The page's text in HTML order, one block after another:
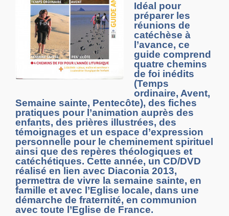
Idéal pour
préparer les
réunions de
catéchèse à
l’avance, ce
guide comprend
quatre chemins
de foi inédits
(Temps
ordinaire, Avent,
Semaine sainte, Pentecôte), des fiches
pratiques pour l’animation auprès des
enfants, des prières illustrées, des
témoignages et un espace d’expression
personnelle pour le cheminement spirituel
ainsi que des repères théologiques et
catéchétiques. Cette année, un CD/DVD
réalisé en lien avec Diaconia 2013,
permettra de vivre la semaine sainte, en
famille et avec l’Eglise locale, dans une
démarche de fraternité, en communion
avec toute l’Eglise de France.